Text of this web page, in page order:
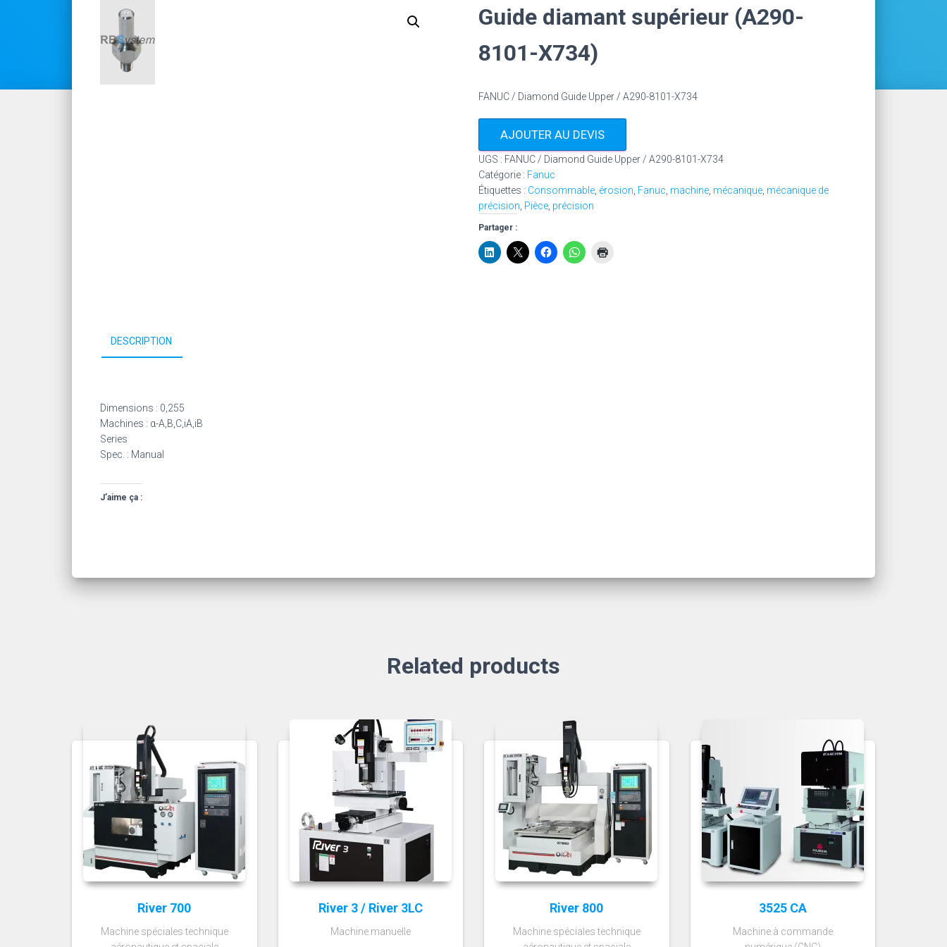
Guide diamant supérieur (A290-
8101-X734)
FANUC / Diamond Guide Upper / A290-8101-X734
AJOUTER AU DEVIS
UGS : FANUC / Diamond Guide Upper / A290-8101-X734
Catégorie : Fanuc
Étiquettes : Consommable érosion Fanuc machine mécanique mécanique de
précision Pièce précision
Partager :
DESCRIPTION
Dimensions : 0,255
Machines : α-A,B,C,iA,iB
Series
Spec. : Manual
J’aime ça :
Related products
River 700
Machine spéciales technique
River 3 / River 3LC
Machine manuelle
River 800
Machine spéciales technique
3525 CA
Machine à commande